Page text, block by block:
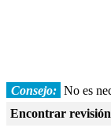
Consejo: No es
Encontrar revisión